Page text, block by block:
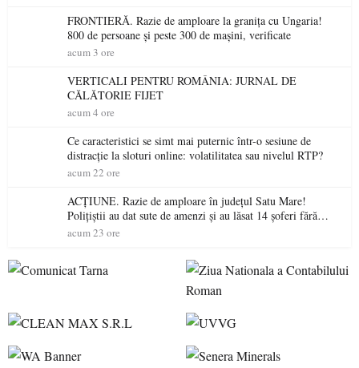
FRONTIERĂ. Razie de amploare la granița cu Ungaria!
800 de persoane și peste 300 de mașini, verificate
acum 3 ore
VERTICALI PENTRU ROMÂNIA: JURNAL DE
CĂLĂTORIE FIJET
acum 4 ore
Ce caracteristici se simt mai puternic într-o sesiune de
distracție la sloturi online: volatilitatea sau nivelul RTP?
acum 22 ore
ACȚIUNE. Razie de amploare în județul Satu Mare!
Polițiștii au dat sute de amenzi și au lăsat 14 șoferi fără
permis într-o singură zi
acum 23 ore